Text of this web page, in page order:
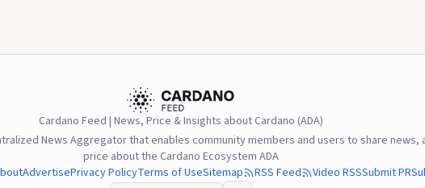
colaborando con
identificaron patrones de
comportamiento similares
a técnicas previamente
vinculadas con el grupo
uso para los titulares de
convirtió en el primer
aprobado completamente
mediante la gobernanza ...
Leer más
Cardano Feed | News, Price & Insights about Cardano (ADA)
News Aggregator that enables community members and users to share news,
price about the Cardano Ecosystem ADA
AdvertisePrivacy PolicyTerms of UseSitemap RSS Feed Video RSSSubmit PR